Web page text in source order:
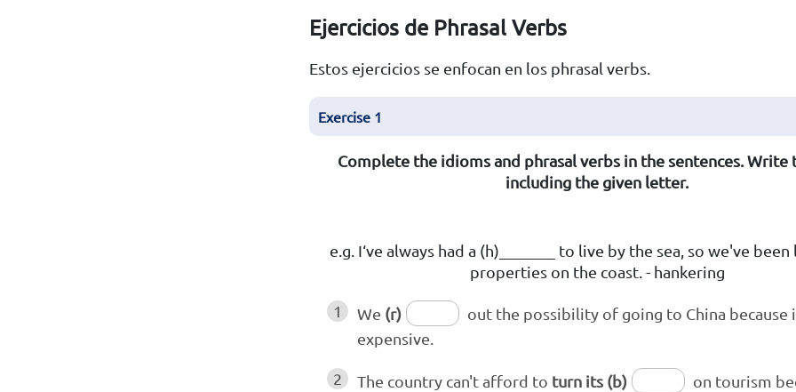
Ejercicios de Phrasal Verbs
Estos ejercicios se enfocan en los phrasal verbs.
Exercise 1
Complete the idioms and phrasal verbs in the sentences. Write
including the given letter.
e.g. I‘ve always had a (h)_______ to live by the sea, so we've
properties on the coast. - hankering
1 We (r)
out the possibility of going to China because
expensive.
2 The country can't afford to turn its (b)
on tourism